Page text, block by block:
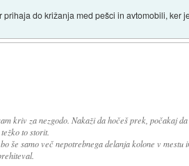
do križanja med pešci in avtomobili, ker
kriv za nezgodo. Nakaži da hočeš prek, počakaj
to storit.
še samo več nepotrebnega delanja kolone v mestu